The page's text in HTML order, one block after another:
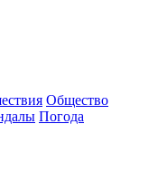
Общество
Погода